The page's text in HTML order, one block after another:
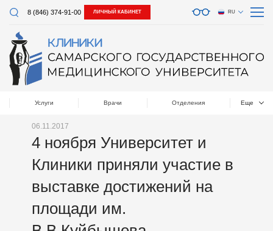
8 (846) 374-91-00 ЛИЧНЫЙ КАБИНЕТ RU
Услуги Врачи Отделения Еще
06.11.2017
4 ноября Университет и
Клиники приняли участие в
выставке достижений на
площади им.